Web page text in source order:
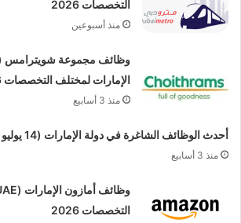
التخصصات 2026
منذ أسبوعين
الإمارات لمختلف التخصصات 2026
منذ 3 أسابيع
أحدث الوظائف الشاغرة في دولة الإمارات (14 يوليو 2026)
منذ 3 أسابيع
التخصصات 2026